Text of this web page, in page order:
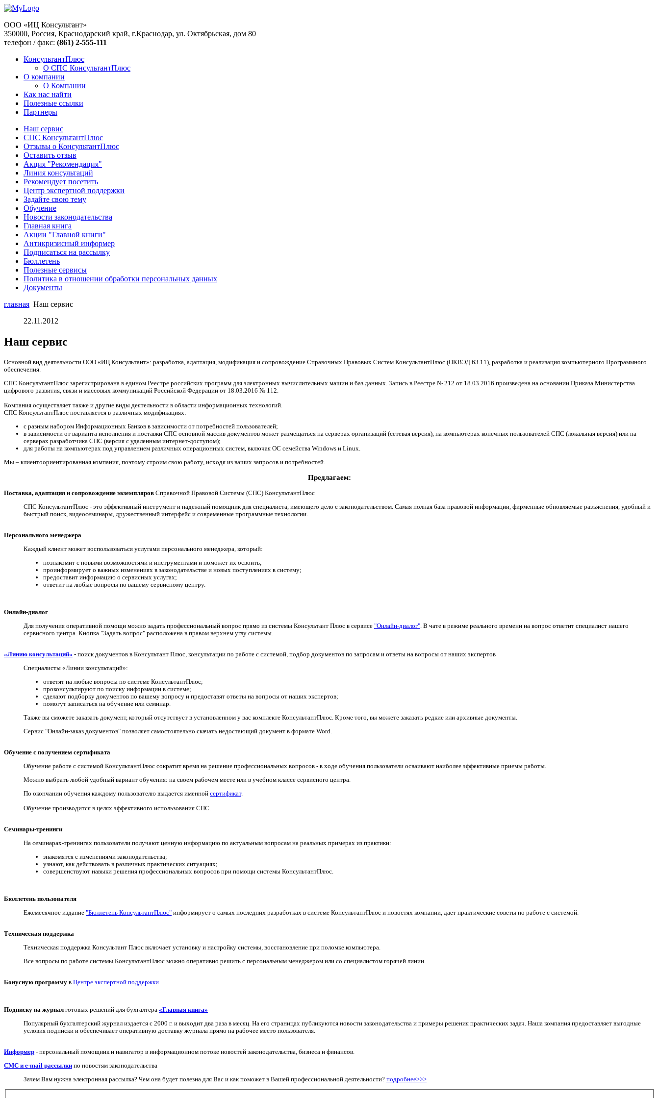
ООО «ИЦ Консультант»
350000, Россия, Краснодарский край, г.Краснодар, ул. Октябрьская, дом 80
телефон / факс: (861) 2-555-111
КонсультантПлюс
О СПС КонсультантПлюс
О компании
О Компании
Как нас найти
Полезные ссылки
Партнеры
Наш сервис
СПС КонсультантПлюс
Отзывы о КонсультантПлюс
Оставить отзыв
Акция "Рекомендация"
Линия консультаций
Рекомендует посетить
Центр экспертной поддержки
Задайте свою тему
Обучение
Новости законодательства
Главная книга
Акции "Главной книги"
Антикризисный информер
Подписаться на рассылку
Бюллетень
Полезные сервисы
Политика в отношении обработки персональных данных
Документы
главная Наш сервис
22.11.2012
Наш сервис
Основной вид деятельности ООО «ИЦ Консультант»: разработка, адаптация, модификация и сопровождение Справочных Правовых Систем КонсультантПлюс (ОКВЭД 63.11), разработка и реализация компьютерного Программного
обеспечения.
СПС КонсультантПлюс зарегистрирована в едином Реестре российских программ для электронных вычислительных машин и баз данных. Запись в Реестре № 212 от 18.03.2016 произведена на основании Приказа Министерства
цифрового развития, связи и массовых коммуникаций Российской Федерации от 18.03.2016 № 112.
Компания осуществляет также и другие виды деятельности в области информационных технологий.
СПС КонсультантПлюс поставляется в различных модификациях:
с разным набором Информационных Банков в зависимости от потребностей пользователей;
в зависимости от варианта исполнения и поставки СПС основной массив документов может размещаться на серверах организаций (сетевая версия), на компьютерах конечных пользователей СПС (локальная версия) или на
серверах разработчика СПС (версия с удаленным интернет-доступом);
для работы на компьютерах под управлением различных операционных систем, включая ОС семейства Windows и Linux.
Мы – клиентоориентированная компания, поэтому строим свою работу, исходя из ваших запросов и потребностей.
Предлагаем:
Поставка, адаптация и сопровождение экземпляров Справочной Правовой Системы (СПС) КонсультантПлюс
СПС КонсультантПлюс - это эффективный инструмент и надежный помощник для специалиста, имеющего дело с законодательством. Самая полная база правовой информации, фирменные обновляемые разъяснения, удобный и
быстрый поиск, видеосеминары, дружественный интерфейс и современные программные технологии.
Персонального менеджера
Каждый клиент может воспользоваться услугами персонального менеджера, который:
познакомит с новыми возможностями и инструментами и поможет их освоить;
проинформирует о важных изменениях в законодательстве и новых поступлениях в систему;
предоставит информацию о сервисных услугах;
ответит на любые вопросы по вашему сервисному центру.
Онлайн-диалог
Для получения оперативной помощи можно задать профессиональный вопрос прямо из системы Консультант Плюс в сервисе "Онлайн-диалог". В чате в режиме реального времени на вопрос ответит специалист нашего
сервисного центра. Кнопка "Задать вопрос" расположена в правом верхнем углу системы.
«Линию консультаций» - поиск документов в Консультант Плюс, консультации по работе с системой, подбор документов по запросам и ответы на вопросы от наших экспертов
Специалисты «Линии консультаций»:
ответят на любые вопросы по системе КонсультантПлюс;
проконсультируют по поиску информации в системе;
сделают подборку документов по вашему вопросу и предоставят ответы на вопросы от наших экспертов;
помогут записаться на обучение или семинар.
Также вы сможете заказать документ, который отсутствует в установленном у вас комплекте КонсультантПлюс. Кроме того, вы можете заказать редкие или архивные документы.
Сервис "Онлайн-заказ документов" позволяет самостоятельно скачать недостающий документ в формате Word.
Обучение с получением сертификата
Обучение работе с системой КонсультантПлюс сократит время на решение профессиональных вопросов - в ходе обучения пользователи осваивают наиболее эффективные приемы работы.
Можно выбрать любой удобный вариант обучения: на своем рабочем месте или в учебном классе сервисного центра.
По окончании обучения каждому пользователю выдается именной сертификат.
Обучение производится в целях эффективного использования СПС.
Семинары-тренинги
На семинарах-тренингах пользователи получают ценную информацию по актуальным вопросам на реальных примерах из практики:
знакомятся с изменениями законодательства;
узнают, как действовать в различных практических ситуациях;
совершенствуют навыки решения профессиональных вопросов при помощи системы КонсультантПлюс.
Бюллетень пользователя
Ежемесячное издание "Бюллетень КонсультантПлюс" информирует о самых последних разработках в системе КонсультантПлюс и новостях компании, дает практические советы по работе с системой.
Техническая поддержка
Техническая поддержка Консультант Плюс включает установку и настройку системы, восстановление при поломке компьютера.
Все вопросы по работе системы КонсультантПлюс можно оперативно решить с персональным менеджером или со специалистом горячей линии.
Бонусную программу в Центре экспертной поддержки
Подписку на журнал готовых решений для бухгалтера «Главная книга»
Популярный бухгалтерский журнал издается с 2000 г. и выходит два раза в месяц. На его страницах публикуются новости законодательства и примеры решения практических задач. Наша компания предоставляет выгодные
условия подписки и обеспечивает оперативную доставку журнала прямо на рабочее место пользователя.
Информер - персональный помощник и навигатор в информационном потоке новостей законодательства, бизнеса и финансов.
СМС и e-mail рассылки по новостям законодательства
Зачем Вам нужна электронная рассылка? Чем она будет полезна для Вас и как поможет в Вашей профессиональной деятельности? подробнее>>>